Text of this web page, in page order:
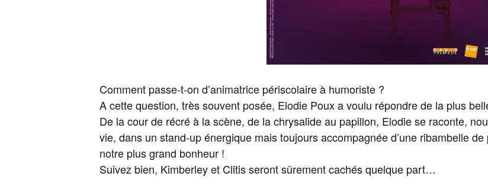
Comment passe-t-on d’animatrice périscolaire à humoriste ?
A cette question, très souvent posée, Elodie Pouxa voulu répondre de la plus
De la cour de récré à la scène, de la chrysalide au papillon, Elodie se raconte,
vie, dans un stand-up énergique mais toujours accompagnée d’une ribambelle
notre plus grand bonheur !
Suivez bien, Kimberley et Clitis seront sûrement cachés quelque part…